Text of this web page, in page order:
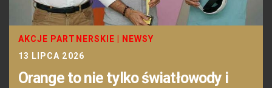
AKCJE PARTNERSKIE
NEWSY
13 LIPCA 2026
Orange to nie tylko światłowody i